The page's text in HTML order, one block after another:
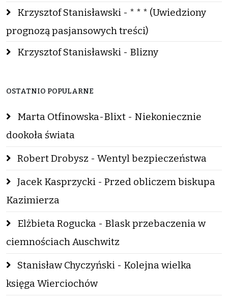
Krzysztof Stanisławski - * * * (Uwiedziony
prognozą pasjansowych treści)
Krzysztof Stanisławski - Blizny
OSTATNIO POPULARNE
Marta Otfinowska-Blixt - Niekoniecznie
dookoła świata
Robert Drobysz - Wentyl bezpieczeństwa
Jacek Kasprzycki - Przed obliczem biskupa
Kazimierza
Elżbieta Rogucka - Blask przebaczenia w
ciemnościach Auschwitz
Stanisław Chyczyński - Kolejna wielka
księga Wierciochów